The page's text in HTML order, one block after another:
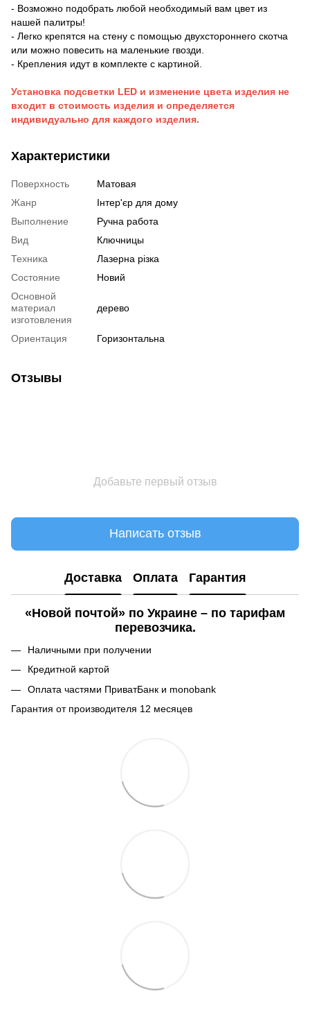
- Возможно подобрать любой необходимый вам цвет из
нашей палитры!
- Легко крепятся на стену с помощью двухстороннего скотча
или можно повесить на маленькие гвозди.
- Крепления идут в комплекте с картиной.
Установка подсветки LED и изменение цвета изделия не
входит в стоимость изделия и определяется
индивидуально для каждого изделия.
Характеристики
Поверхность
Матовая
Жанр
Інтер'єр для дому
Выполнение
Ручна работа
Вид
Ключницы
Техника
Лазерна різка
Состояние
Новий
Основной
материал
изготовления
дерево
Ориентация Горизонтальна
Отзывы
Добавьте первый отзыв
Написать отзыв
Доставка Оплата Гарантия
«Новой почтой» по Украине – по тарифам
перевозчика.
Наличными при получении
Кредитной картой
Оплата частями ПриватБанк и monobank
Гарантия от производителя 12 месяцев